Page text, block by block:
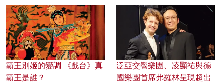
霸王別姬的變調 《戲台》真
霸王是誰？
泛亞交響樂團、凌顯祐與德
國樂團首席弗羅林呈現超出